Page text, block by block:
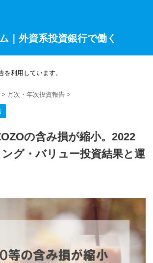
｜外資系投資銀行で働く
利用しています。
> 月次・年次投資報告 >
の含み損が縮小。2022
グ・バリュー投資結果と運